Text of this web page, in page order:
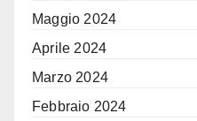
Maggio 2024
Aprile 2024
Marzo 2024
Febbraio 2024